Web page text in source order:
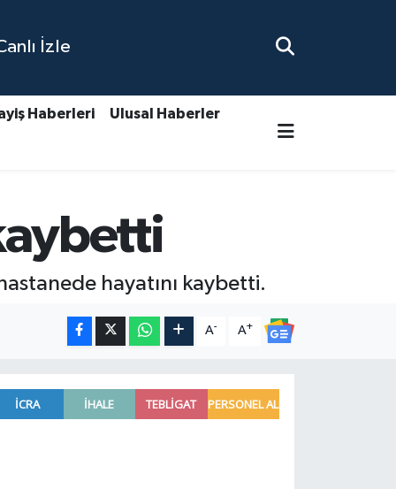
İzle
Haberleri Ulusal Haberler
hayatını kaybetti.
A- A+